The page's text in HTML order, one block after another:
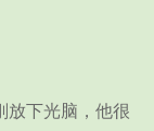
下光脑，他很